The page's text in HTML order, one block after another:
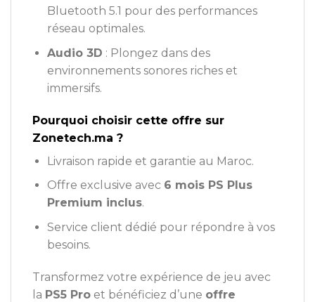
Bluetooth 5.1 pour des performances
réseau optimales.
Audio 3D : Plongez dans des
environnements sonores riches et
immersifs.
Pourquoi choisir cette offre sur
Zonetech.ma ?
Livraison rapide et garantie au Maroc.
Offre exclusive avec 6 mois PS Plus
Premium inclus.
Service client dédié pour répondre à vos
besoins.
Transformez votre expérience de jeu avec
la PS5 Pro et bénéficiez d’une offre